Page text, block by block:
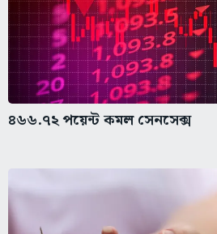
৪৬৬.৭২ পয়েন্ট কমল সেনসেক্স